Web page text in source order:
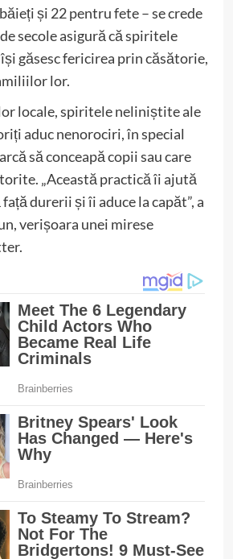
și 22 pentru fete – se crede
secole asigură că spiritele
găsesc fericirea prin căsătorie,
lor.
locale, spiritele neliniștite ale
aduc nenorociri, în special
să conceapă copii sau care
„Această practică îi ajută
durerii și îi aduce la capăt”, a
verișoara unei mirese